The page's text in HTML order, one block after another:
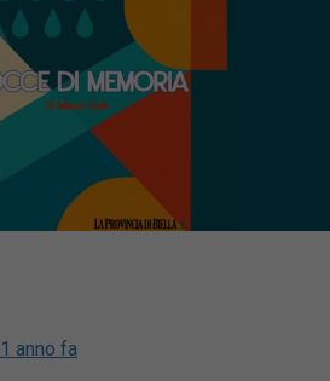
1 anno fa